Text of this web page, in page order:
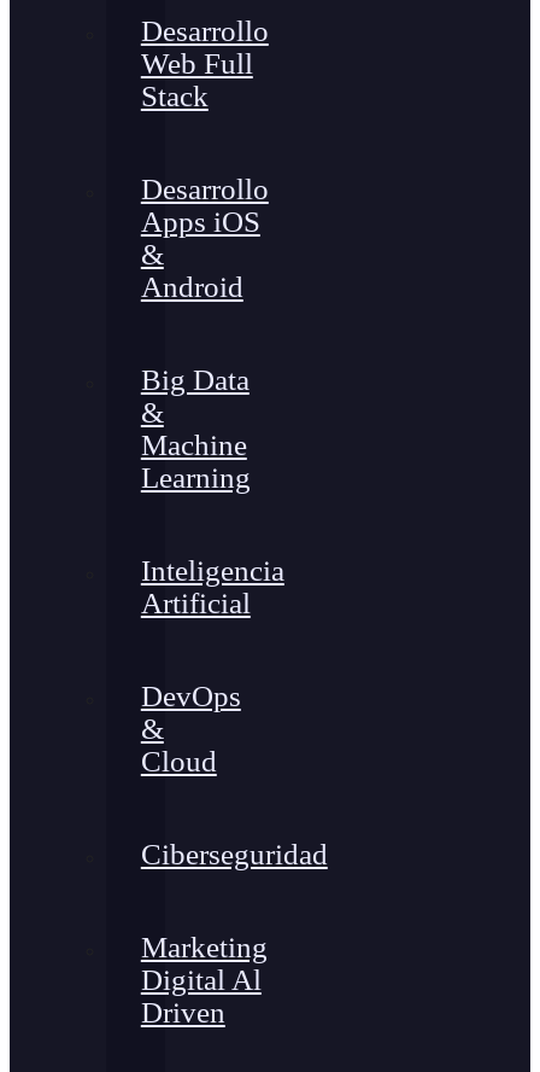
Desarrollo
Web Full
Stack
Desarrollo
Apps iOS
&
Android
Big Data
&
Machine
Learning
Inteligencia
Artificial
DevOps
&
Cloud
Ciberseguridad
Marketing
Digital Al
Driven